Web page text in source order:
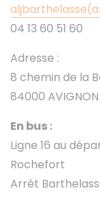
04 13 60 51 60
Adresse :
8 chemin de la
84000 AVIGNON
En bus :
Ligne 16 au
Rochefort
Arrêt